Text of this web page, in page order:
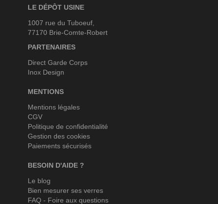
LE DÉPÔT USINE
1007 rue du Tuboeuf,
77170 Brie-Comte-Robert
PARTENAIRES
Direct Garde Corps
Inox Design
MENTIONS
Mentions légales
CGV
Politique de confidentialité
Gestion des cookies
Paiements sécurisés
BESOIN D'AIDE ?
Le blog
Bien mesurer ses verres
FAQ - Foire aux questions